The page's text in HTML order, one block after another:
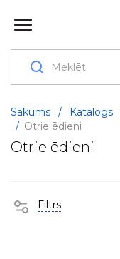
Sākums / Katalogs
/ Otrie ēdieni
Otrie ēdieni
Filtrs